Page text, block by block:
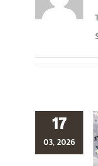
17
03, 2026